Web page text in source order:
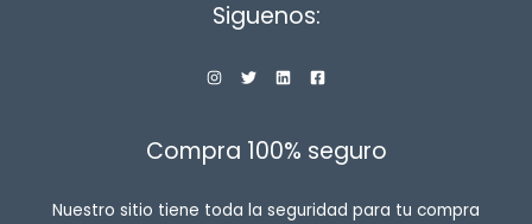
Siguenos:
Compra 100% seguro
Nuestro sitio tiene toda la seguridad para tu compra